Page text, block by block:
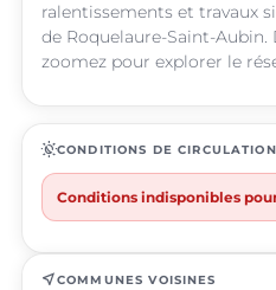
ralentissements et travaux
de Roquelaure-Saint-Aubin.
zoomez pour explorer le
routineCONDITIONS DE CIRCULATION
Conditions indisponibles
near_meCOMMUNES VOISINES